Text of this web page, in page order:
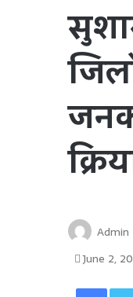
Admin
June 2,
Facebook